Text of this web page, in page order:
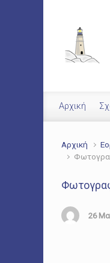
Αρχική
Αρχική
26